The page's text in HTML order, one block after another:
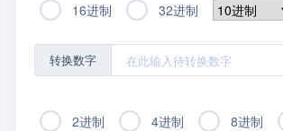
16进制
32进制
转换数字
2进制 4进制 8进制